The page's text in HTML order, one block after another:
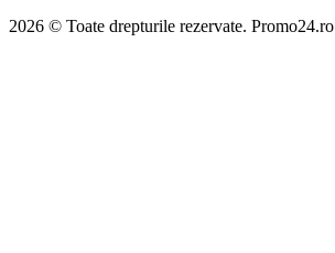
2026 © Toate drepturile rezervate. Promo24.ro